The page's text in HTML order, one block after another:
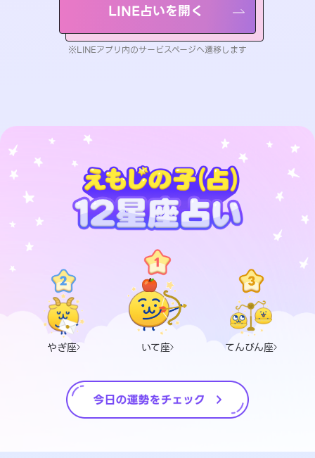
LINE占いを開く
※LINEアプリ内のサービスページへ遷移します
やぎ座 いて座 てんびん座